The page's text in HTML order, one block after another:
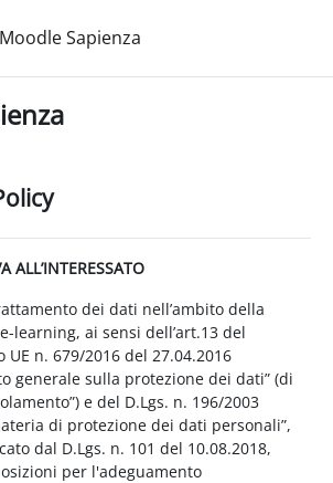
Moodle Sapienza
ALL’INTERESSATO
dei dati nell’ambito della
learning, ai sensi dell’art.13 del
UE n. 679/2016 del 27.04.2016
generale sulla protezione dei dati” (di
e del D.Lgs. n. 196/2003
di protezione dei dati personali”,
dal D.Lgs. n. 101 del 10.08.2018,
per l'adeguamento